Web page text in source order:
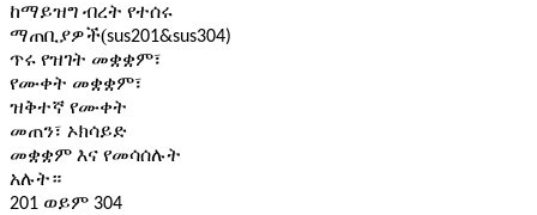
ከማይዝግ ብረት የተሰሩ
ማጠቢያዎች(sus201&sus304)
ጥሩ የዝገት መቋቋም፣
የሙቀት መቋቋም፣
ዝቅተኛ የሙቀት
መጠን፣ ኦክሳይድ
መቋቋም እና የመሳሰሉት
አሉት።
201 ወይም 304